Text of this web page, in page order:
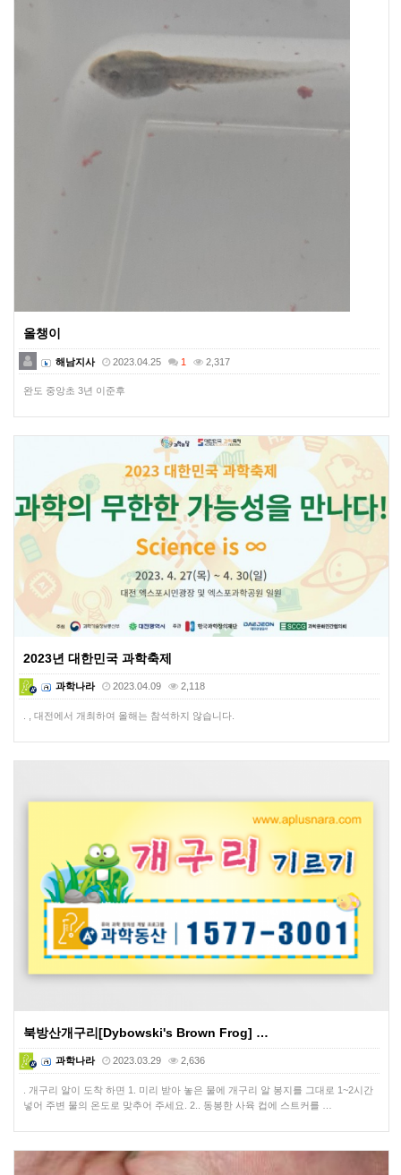
올챙이
해남지사 2023.04.25 1 2,317
완도 중앙초 3년 이준후
2023년 대한민국 과학축제
과학나라 2023.04.09 2,118
. , 대전에서 개최하여 올해는 참석하지 않습니다.
북방산개구리[Dybowski's Brown Frog] …
과학나라 2023.03.29 2,636
. 개구리 알이 도착 하면 1. 미리 받아 놓은 물에 개구리 알 봉지를 그대로 1~2시간
넣어 주변 물의 온도로 맞추어 주세요. 2.. 동봉한 사육 컵에 스트커를 …